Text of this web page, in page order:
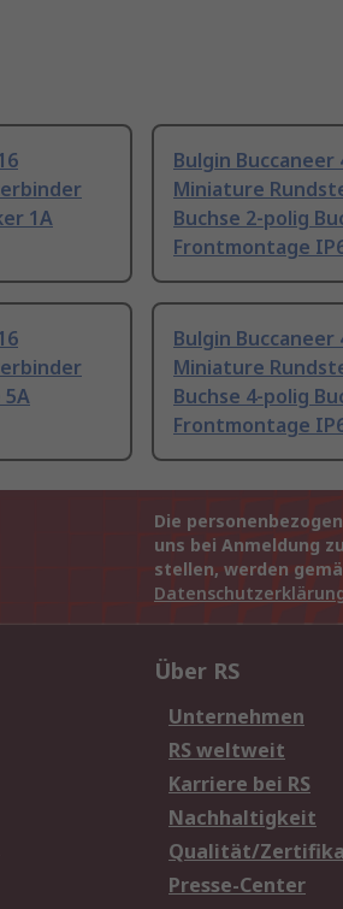
1A
Bulgin Buccaneer
Miniature
Buchse 2-polig
Frontmontage
5A
Bulgin Buccaneer
Miniature
Buchse 4-polig
Frontmontage
Die
uns bei Anmeldung
stellen, werden
Über RS
Unternehmen
RS weltweit
Karriere bei RS
Nachhaltigkeit
Qualität/
Presse-Center